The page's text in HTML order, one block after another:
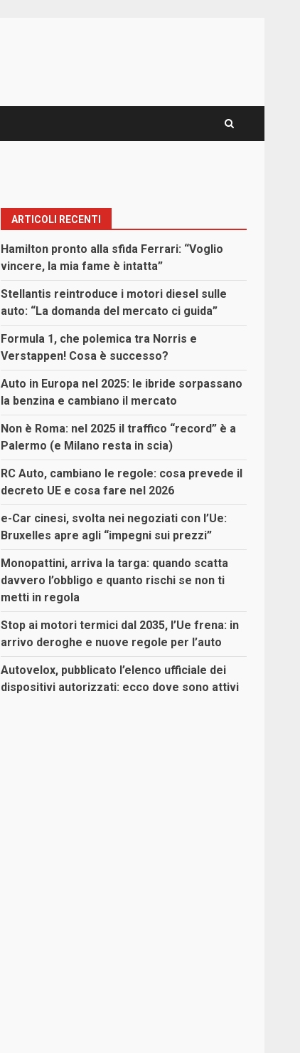
ARTICOLI RECENTI
Hamilton pronto alla sfida Ferrari: “Voglio
vincere, la mia fame è intatta”
Stellantis reintroduce i motori diesel sulle
auto: “La domanda del mercato ci guida”
Formula 1, che polemica tra Norris e
Verstappen! Cosa è successo?
Auto in Europa nel 2025: le ibride sorpassano
la benzina e cambiano il mercato
Non è Roma: nel 2025 il traffico “record” è a
Palermo (e Milano resta in scia)
RC Auto, cambiano le regole: cosa prevede il
decreto UE e cosa fare nel 2026
e-Car cinesi, svolta nei negoziati con l’Ue:
Bruxelles apre agli “impegni sui prezzi”
Monopattini, arriva la targa: quando scatta
davvero l’obbligo e quanto rischi se non ti
metti in regola
Stop ai motori termici dal 2035, l’Ue frena: in
arrivo deroghe e nuove regole per l’auto
Autovelox, pubblicato l’elenco ufficiale dei
dispositivi autorizzati: ecco dove sono attivi